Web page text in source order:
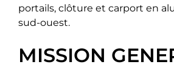
portails, clôture et carport en
sud-ouest.
MISSION